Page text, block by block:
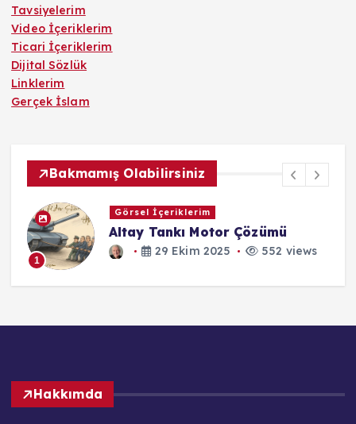
Tavsiyelerim
Video İçeriklerim
Ticari İçeriklerim
Dijital Sözlük
Linklerim
Gerçek İslam
Bakmamış Olabilirsiniz
1
Görsel İçeriklerim
Altay Tankı Motor Çözümü
29 Ekim 2025 552 views
Hakkımda